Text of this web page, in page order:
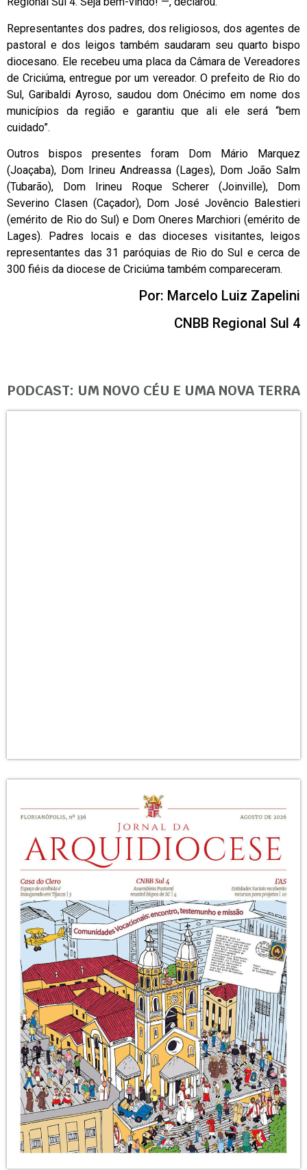
Representantes dos padres, dos religiosos, dos agentes de
pastoral e dos leigos também saudaram seu quarto bispo
diocesano. Ele recebeu uma placa da Câmara de Vereadores
de Criciúma, entregue por um vereador. O prefeito de Rio do
Sul, Garibaldi Ayroso, saudou dom Onécimo em nome dos
municípios da região e garantiu que ali ele será “bem
cuidado”.
Outros bispos presentes foram Dom Mário Marquez
(Joaçaba), Dom Irineu Andreassa (Lages), Dom João Salm
(Tubarão), Dom Irineu Roque Scherer (Joinville), Dom
Severino Clasen (Caçador), Dom José Jovêncio Balestieri
(emérito de Rio do Sul) e Dom Oneres Marchiori (emérito de
Lages). Padres locais e das dioceses visitantes, leigos
representantes das 31 paróquias de Rio do Sul e cerca de
300 fiéis da diocese de Criciúma também compareceram.
Por: Marcelo Luiz Zapelini
CNBB Regional Sul 4
PODCAST: UM NOVO CÉU E UMA NOVA TERRA